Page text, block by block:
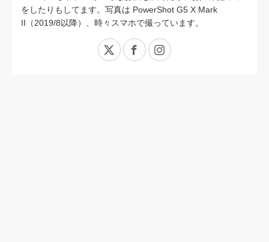
をしたりもしてます。写真は PowerShot G5 X Mark
II（2019/8以降）、時々スマホで撮っています。
X FacebookInstagram